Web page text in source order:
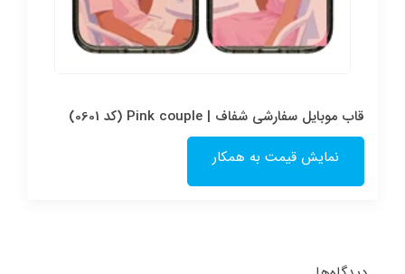
قاب موبایل سفارشی شفاف | Pink couple (کد 0601)
نمایش قیمت به همکار